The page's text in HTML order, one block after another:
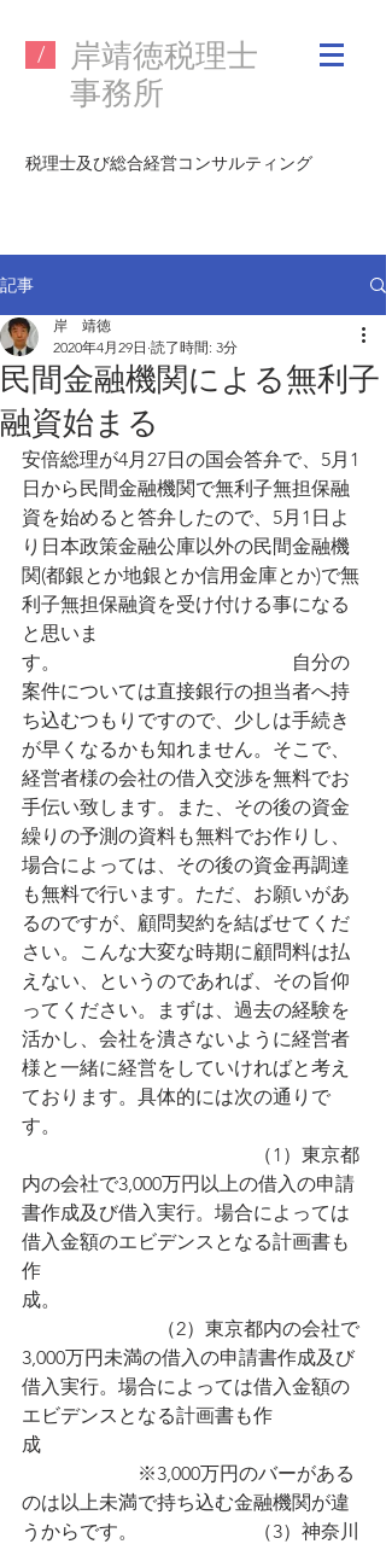
/
​岸靖徳税理士
事務所
税理士及び総合経営コンサルティング
記事
民間金融機関による無利子
融資始まる
岸 靖徳
2020年4月29日 読了時間: 3分
安倍総理が4月27日の国会答弁で、5月1
日から民間金融機関で無利子無担保融
資を始めると答弁したので、5月1日よ
り日本政策金融公庫以外の民間金融機
関(都銀とか地銀とか信用金庫とか)で無
利子無担保融資を受け付ける事になる
と思いま
す。　　　　　　　　　　　　自分の
案件については直接銀行の担当者へ持
ち込むつもりですので、少しは手続き
が早くなるかも知れません。そこで、
経営者様の会社の借入交渉を無料でお
手伝い致します。また、その後の資金
繰りの予測の資料も無料でお作りし、
場合によっては、その後の資金再調達
も無料で行います。ただ、お願いがあ
るのですが、顧問契約を結ばせてくだ
さい。こんな大変な時期に顧問料は払
えない、というのであれば、その旨仰
ってください。まずは、過去の経験を
活かし、会社を潰さないように経営者
様と一緒に経営をしていければと考え
ております。具体的には次の通りで
す。
（1）東京都
内の会社で3,000万円以上の借入の申請
書作成及び借入実行。場合によっては
借入金額のエビデンスとなる計画書も
作
成。
（2）東京都内の会社で
3,000万円未満の借入の申請書作成及び
借入実行。場合によっては借入金額の
エビデンスとなる計画書も作
成
※3,000万円のバーがある
のは以上未満で持ち込む金融機関が違
うからです。　　　　　　（3）神奈川